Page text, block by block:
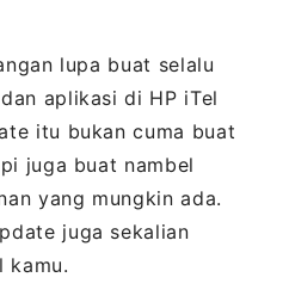
lupa buat selalu
aplikasi di HP iTel
itu bukan cuma buat
juga buat nambel
yang mungkin ada.
juga sekalian
kamu.